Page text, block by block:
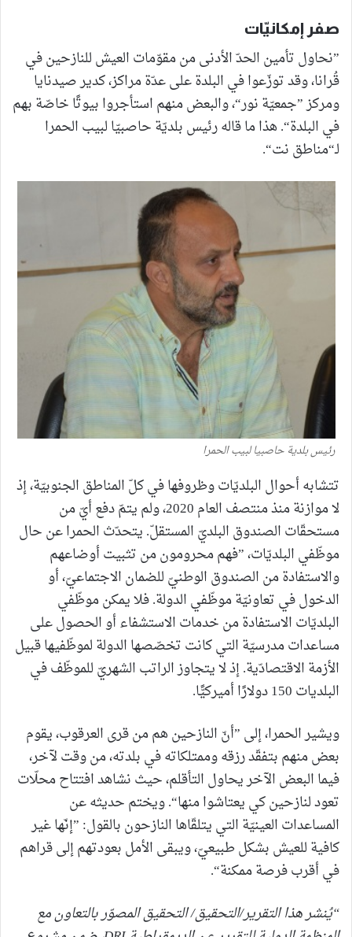
صفر إمكانيّات
”نحاول تأمين الحدّ الأدنى من مقوّمات العيش للنازحين في
قُرانا، وقد توزّعوا في البلدة على عدّة مراكز، كدير صيدنايا
ومركز ”جمعيّة نور“، والبعض منهم استأجروا بيوتًا خاصّة بهم
في البلدة“. هذا ما قاله رئيس بلديّة حاصبيّا لبيب الحمرا
لـ“مناطق نت“.
رئيس بلدية حاصبيا لبيب الحمرا
تتشابه أحوال البلديّات وظروفها في كلّ المناطق الجنوبيّة، إذ
لا موازنة منذ منتصف العام 2020، ولم يتمّ دفع أيّ من
مستحقّات الصندوق البلديّ المستقلّ. يتحدّث الحمرا عن حال
موظّفي البلديّات، ”فهم محرومون من تثبيت أوضاعهم
والاستفادة من الصندوق الوطنيّ للضمان الاجتماعيّ، أو
الدخول في تعاونيّة موظّفي الدولة. فلا يمكن موظّفي
البلديّات الاستفادة من خدمات الاستشفاء أو الحصول على
مساعدات مدرسيّة التي كانت تخصّصها الدولة لموظّفيها قبيل
الأزمة الاقتصادّية. إذ لا يتجاوز الراتب الشهريّ للموظّف في
البلديات 150 دولارًا أميركيًّا.
ويشير الحمرا، إلى ”أنّ النازحين هم من قرى العرقوب، يقوم
بعض منهم بتفقّد رزقه وممتلكاته في بلدته، من وقت لآخر،
فيما البعض الآخر يحاول التأقلم، حيث نشاهد افتتاح محلّات
تعود لنازحين كي يعتاشوا منها“. ويختم حديثه عن
المساعدات العينيّة التي يتلقّاها النازحون بالقول: ”إنّها غير
كافية للعيش بشكل طبيعيّ، ويبقى الأمل بعودتهم إلى قراهم
في أقرب فرصة ممكنة“.
“يُنشر هذا التقرير/التحقيق/ التحقيق المصوّربالتعاون مع